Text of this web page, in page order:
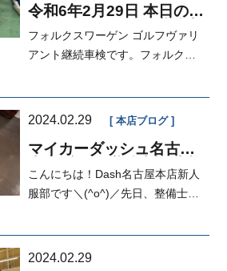
令和6年2月29日 本日の
FACTORY ゴルフ 継続車
検
フォルクスワーゲン ゴルフヴァリ
アント継続車検です。フォルクス
2024.02.29 本店ブログ
マイカーダッシュ名古屋
分割も出来る中古車販売
店
こんにちは！Dash名古屋本店新人
服部です＼(^o^)／先日、整備士K
2024.02.29